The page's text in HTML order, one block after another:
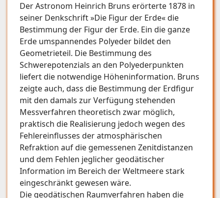
Der Astronom Heinrich Bruns erörterte 1878 in
seiner Denkschrift »Die Figur der Erde« die
Bestimmung der Figur der Erde. Ein die ganze
Erde umspannendes Polyeder bildet den
Geometrieteil. Die Bestimmung des
Schwerepotenzials an den Polyederpunkten
liefert die notwendige Höheninformation. Bruns
zeigte auch, dass die Bestimmung der Erdfigur
mit den damals zur Verfügung stehenden
Messverfahren theoretisch zwar möglich,
praktisch die Realisierung jedoch wegen des
Fehlereinflusses der atmosphärischen
Refraktion auf die gemessenen Zenitdistanzen
und dem Fehlen jeglicher geodätischer
Information im Bereich der Weltmeere stark
eingeschränkt gewesen wäre.
Die geodätischen Raumverfahren haben die